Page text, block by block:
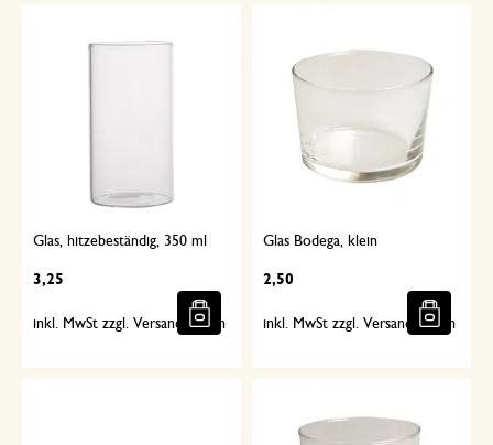
Glas, hitzebeständig, 350 ml
3,25
inkl. MwSt zzgl. Versandkosten
Glas Bodega, klein
2,50
inkl. MwSt zzgl. Versandkosten